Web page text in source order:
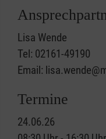
Lisa Wende
Tel: 02161-49190
Email:
Termine
24.06.26